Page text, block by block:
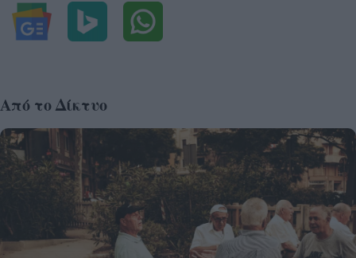
Από το Δίκτυο